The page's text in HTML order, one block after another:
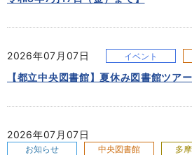
2026年07月07日 イベント
【都立中央図書館】夏休み図書館ツア
2026年07月07日
お知らせ 中央図書館 多